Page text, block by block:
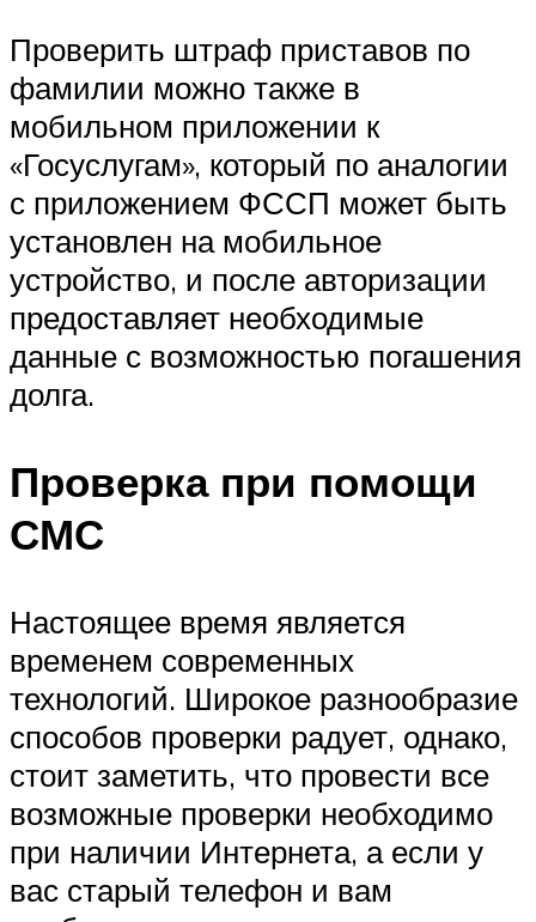
Проверить штраф приставов по
фамилии можно также в
мобильном приложении к
«Госуслугам», который по аналогии
с приложением ФССП может быть
установлен на мобильное
устройство, и после авторизации
предоставляет необходимые
данные с возможностью погашения
долга.
Проверка при помощи
СМС
Настоящее время является
временем современных
технологий. Широкое разнообразие
способов проверки радует, однако,
стоит заметить, что провести все
возможные проверки необходимо
при наличии Интернета, а если у
вас старый телефон и вам